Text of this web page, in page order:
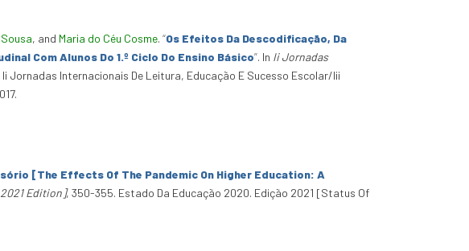
, and Maria do Céu Cosme. “Os Efeitos Da Descodificação, Da
Com Alunos Do 1.º Ciclo Do Ensino Básico”. In Ii Jornadas
Ii Jornadas Internacionais De Leitura, Educação E Sucesso Escolar/Iii
[The Effects Of The Pandemic On Higher Education: A
Edition], 350-355. Estado Da Educação 2020. Edição 2021 [Status Of